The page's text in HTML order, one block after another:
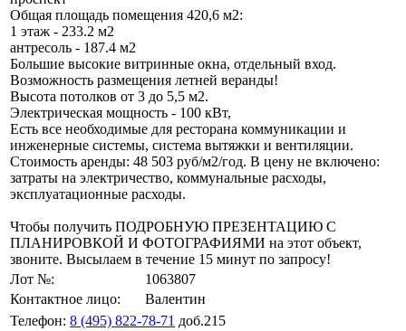
Общая площадь помещения 420,6 м2:
1 этаж - 233.2 м2
антресоль - 187.4 м2
Большие высокие витринные окна, отдельный вход.
Возможность размещения летней веранды!
Высота потолков от 3 до 5,5 м2.
Электрическая мощность - 100 кВт,
Есть все необходимые для ресторана коммуникации и
инженерные системы, система вытяжки и вентиляции.
Стоимость аренды: 48 503 руб/м2/год. В цену не включено:
затраты на электричество, коммунальные расходы,
эксплуатационные расходы.
Чтобы получить ПОДРОБНУЮ ПРЕЗЕНТАЦИЮ С
ПЛАНИРОВКОЙ И ФОТОГРАФИЯМИ на этот объект,
звоните. Высылаем в течение 15 минут по запросу!
Лот №:
1063807
Контактное лицо:
Валентин
Телефон: 8 (495) 822-78-71 доб.215